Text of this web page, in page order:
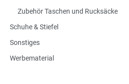
Zubehör Taschen und Rucksäcke
Schuhe & Stiefel
Sonstiges
Werbematerial